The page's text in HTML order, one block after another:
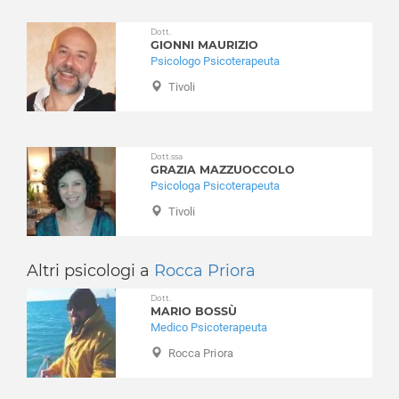
Lariano
Licenza
Magliano Romano
Mandela
Marano Equo
Marcellina
Marino
Mazzano Romano
Mentana
Monte Porzio Catone
Monteflavio
Montelanico
Montelibretti
Monterotondo
Dott.
GIONNI MAURIZIO
Psicologo Psicoterapeuta
Tivoli
Dott.ssa
GRAZIA MAZZUOCCOLO
Psicologa Psicoterapeuta
Tivoli
Altri psicologi a Rocca Priora
Dott.
MARIO BOSSÙ
Medico Psicoterapeuta
Rocca Priora